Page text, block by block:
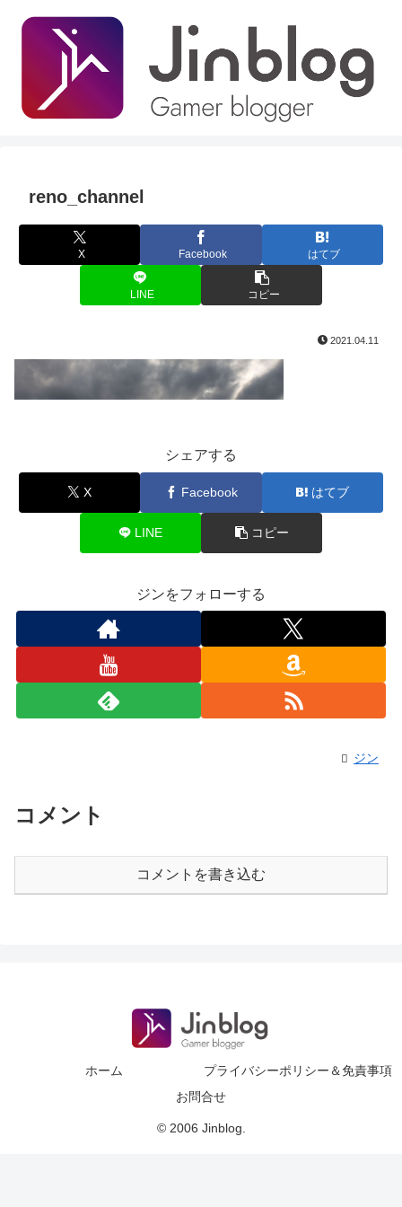
reno_channel
X Facebook はてブ
LINE コピー
2021.04.11
シェアする
X Facebook はてブ
LINE コピー
ジンをフォローする
ジン
コメント
コメントを書き込む
ホーム
プライバシーポリシー＆免責事項
お問合せ
© 2006 Jinblog.